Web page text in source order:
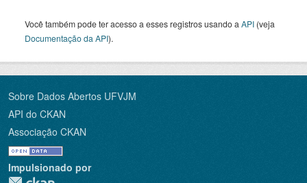
Você também pode ter acesso a esses registros usando a API (veja
Documentação da API).
Sobre Dados Abertos UFVJM
API do CKAN
Associação CKAN
Impulsionado por